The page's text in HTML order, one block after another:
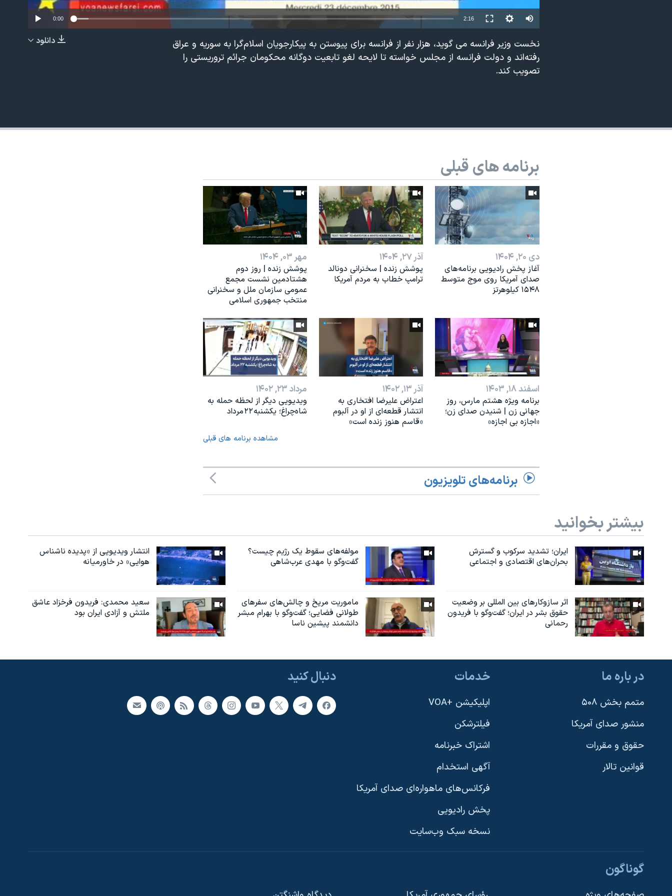
دنبال کنید
EMBED
0:00 2:16
دانلود
نخست وزیر فرانسه می گوید، هزار نفر از فرانسه برای پیوستن به پیکارجویان اسلام‌گرا به سوریه و عراق
رفته‌اند و دولت فرانسه از مجلس خواسته تا لایحه لغو تابعیت دوگانه محکومان جرائم تروریستی را
تصویب کند.
برنامه های قبلی
دی ۲۰, ۱۴۰۴
آغاز پخش رادیویی برنامه‌های
صدای آمریکا روی موج متوسط
۱۵۴۸ کیلوهرتز
آذر ۲۷, ۱۴۰۴
پوشش زنده | سخنرانی دونالد
ترامپ خطاب به مردم آمریکا
مهر ۰۳, ۱۴۰۴
پوشش زنده | روز دوم
هشتادمین نشست مجمع
عمومی سازمان ملل و سخنرانی
منتخب جمهوری اسلامی
اسفند ۱۸, ۱۴۰۳
برنامه ویژه هشتم مارس، روز
جهانی زن | شنیدن صدای زن؛
«اجازه بی اجازه»
آذر ۱۳, ۱۴۰۲
اعتراض علیرضا افتخاری به
انتشار قطعه‌ای از او در آلبوم
«قاسم هنوز زنده است»
مرداد ۲۳, ۱۴۰۲
ویدیویی دیگر از لحظه حمله به
شاه‌چراغ؛ یکشنبه ۲۲ مرداد
مشاهده برنامه های قبلی
برنامه‌های تلویزیون
بیشتر بخوانید
ایران؛ تشدید سرکوب و گسترش
بحران‌های اقتصادی و اجتماعی
مولفه‌های سقوط یک رژیم چیست؟
گفت‌وگو با مهدی عرب‌شاهی
انتشار ویدیویی از «پدیده‌ ناشناس
هوایی» در خاورمیانه
اثر ساز‌و‌کارهای بین المللی بر وضعیت
حقوق بشر در ایران؛ گفت‌وگو با فریدون
رحمانی
ماموریت مریخ و چالش‌های سفرهای
طولانی فضایی؛ گفت‌وگو با بهرام مبشر
دانشمند پیشین ناسا
سعید محمدی: فریدون فرخزاد عاشق
ملتش و آزادی ایران بود
دنبال کنید در باره ما
متمم بخش ۵۰۸
منشور صدای آمریکا
حقوق و مقررات
قوانین تالار
خدمات
اپلیکیشن +VOA
فیلترشکن
اشتراک خبرنامه
آگهی استخدام
فرکانس‌های ماهواره‌ای صدای آمریکا
پخش رادیویی
نسخه سبک وب‌سایت
گوناگون